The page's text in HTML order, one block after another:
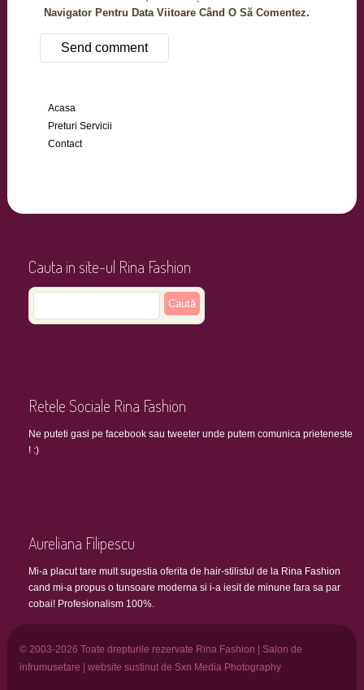
Navigator Pentru Data Viitoare Când O Să Comentez.
Acasa
Preturi Servicii
Contact
Cauta in site-ul Rina Fashion
Retele Sociale Rina Fashion
Ne puteti gasi pe facebook sau tweeter unde putem comunica prieteneste
! :)
Aureliana Filipescu
Mi-a placut tare mult sugestia oferita de hair-stilistul de la Rina Fashion
cand mi-a propus o tunsoare moderna si i-a iesit de minune fara sa par
cobai! Profesionalism 100%.
© 2003-2026 Toate drepturile rezervate Rina Fashion | Salon de
infrumusetare | website sustinut de Sxn Media Photography